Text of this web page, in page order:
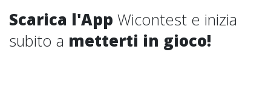
Scarica l'App Wicontest e inizia
subito a metterti in gioco!